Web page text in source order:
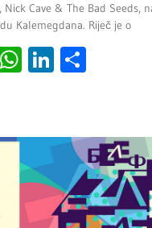
Nick Cave & The Bad Seeds,
Kalemegdana. Riječ je o
WhatsApp
LinkedIn